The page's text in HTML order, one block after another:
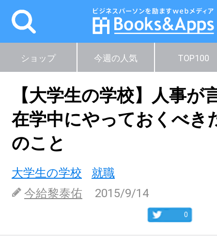
ショップ 今週の人気 TOP100
【大学生の学校】人事が
在学中にやっておくべき
のこと
大学生の学校
就職
今給黎泰佑
2015/9/14
0